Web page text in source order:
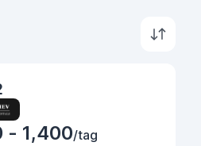
- 1,400/tag